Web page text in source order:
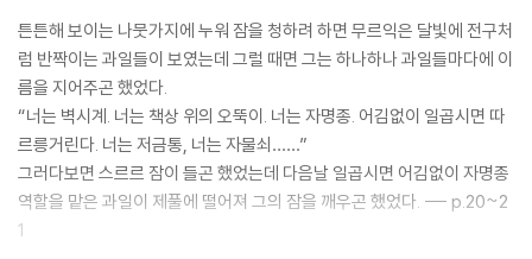
튼튼해 보이는 나뭇가지에 누워 잠을 청하려 하면 무르익은 달빛에 전구처
럼 반짝이는 과일들이 보였는데 그럴 때면 그는 하나하나 과일들마다에 이
름을 지어주곤 했었다.
“너는 벽시계. 너는 책상 위의 오뚝이. 너는 자명종. 어김없이 일곱시면 따
르릉거린다. 너는 저금통, 너는 자물쇠……”
그러다보면 스르르 잠이 들곤 했었는데 다음날 일곱시면 어김없이 자명종
역할을 맡은 과일이 제풀에 떨어져 그의 잠을 깨우곤 했었다. --- p.20~2
1